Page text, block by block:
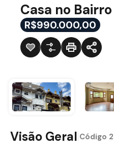
Casa no
R$990.000,00
Visão Geral Código